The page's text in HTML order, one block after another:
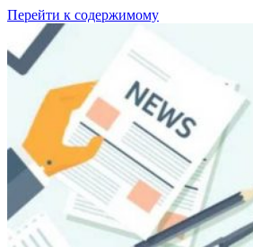
Перейти к содержимому